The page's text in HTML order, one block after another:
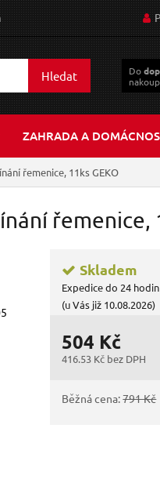
Hledat Do
ZAHRADA A
řemenice, 11ks GEKO
řemenice,
Skladem
Expedice do 24 hodin
(u Vás již 10.08.2026)
504 Kč
416.53 Kč bez DPH
Běžná cena:791 Kč